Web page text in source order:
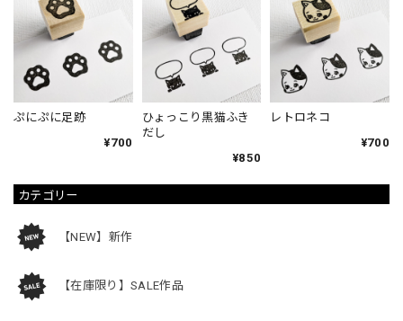
カテゴリー
【NEW】新作
【在庫限り】SALE作品
ぷにぷに足跡
¥700
ひょっこり黒猫ふき
だし
¥850
レトロネコ
¥700